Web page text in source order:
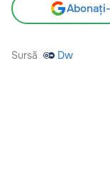
Sursă Dw